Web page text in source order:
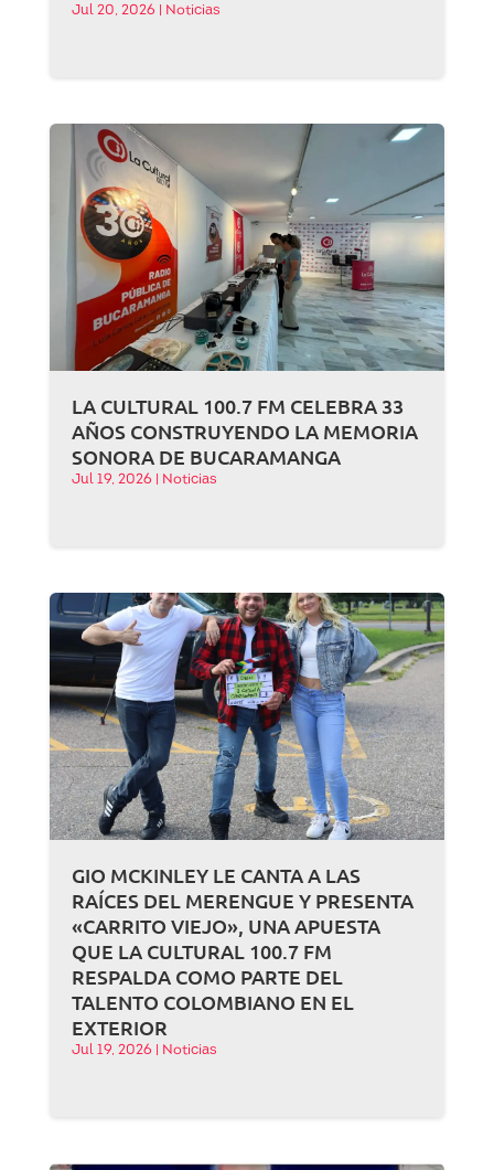
Jul 20, 2026 Noticias
LA CULTURAL 100.7 FM CELEBRA 33
AÑOS CONSTRUYENDO LA MEMORIA
SONORA DE BUCARAMANGA
Jul 19, 2026 Noticias
GIO MCKINLEY LE CANTA A LAS
RAÍCES DEL MERENGUE Y PRESENTA
«CARRITO VIEJO», UNA APUESTA
QUE LA CULTURAL 100.7 FM
RESPALDA COMO PARTE DEL
TALENTO COLOMBIANO EN EL
EXTERIOR
Jul 19, 2026 Noticias